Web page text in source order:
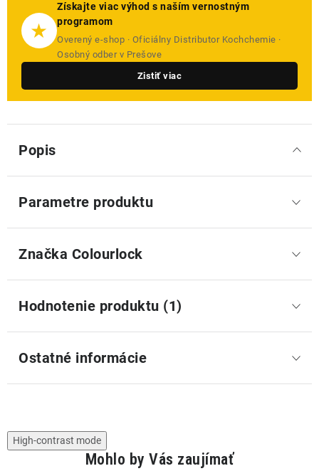
★
Získajte viac výhod s naším vernostným
programom
Overený e-shop · Oficiálny Distributor Kochchemie ·
Osobný odber v Prešove
Zistiť viac
Popis
Parametre produktu
Značka Colourlock
Hodnotenie produktu (1)
Ostatné informácie
High-contrast mode
Mohlo by Vás zaujímať